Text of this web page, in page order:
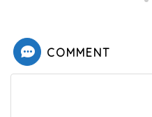
COMMENT